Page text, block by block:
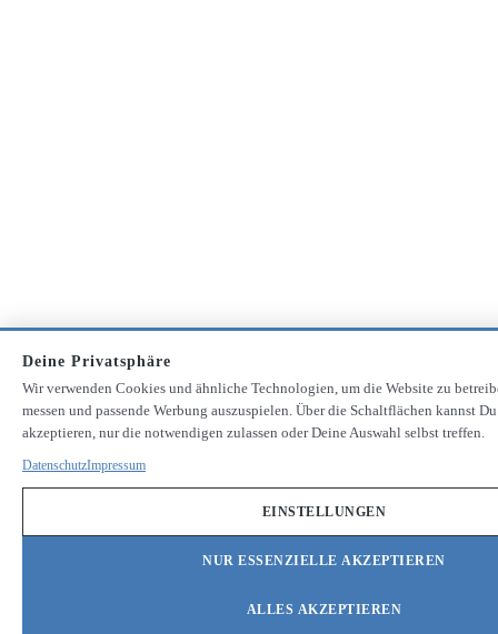
Deine Privatsphäre
Wir verwenden Cookies und ähnliche Technologien, um die Website zu
messen und passende Werbung auszuspielen. Über die Schaltflächen kannst
akzeptieren, nur die notwendigen zulassen oder Deine Auswahl selbst treffen.
DatenschutzImpressum
EINSTELLUNGEN
NUR ESSENZIELLE AKZEPTIEREN
ALLES AKZEPTIEREN